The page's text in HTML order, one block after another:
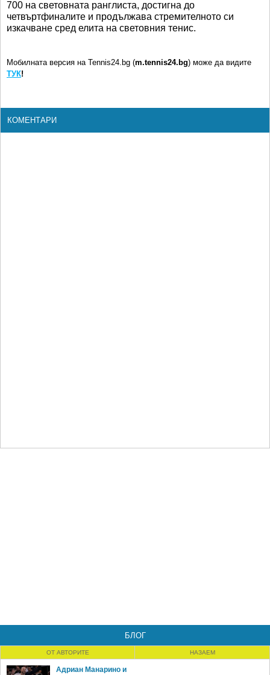
700 на световната ранглиста, достигна до
четвъртфиналите и продължава стремителното си
изкачване сред елита на световния тенис.
Мобилната версия на Tennis24.bg (m.tennis24.bg) може да видите
ТУК!
КОМЕНТАРИ
БЛОГ
ОТ АВТОРИТЕ НАЗАЕМ
Адриан Манарино и